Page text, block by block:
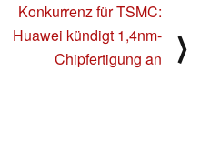
Konkurrenz für TSMC:
Huawei kündigt 1,4nm-
Chipfertigung an
⟩